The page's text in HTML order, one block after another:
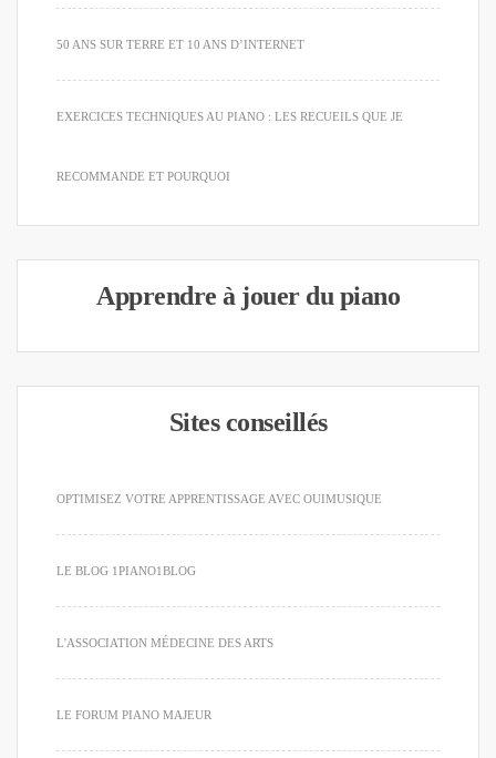
50 ANS SUR TERRE ET 10 ANS D’INTERNET
EXERCICES TECHNIQUES AU PIANO : LES RECUEILS QUE JE
RECOMMANDE ET POURQUOI
Apprendre à jouer du piano
Sites conseillés
OPTIMISEZ VOTRE APPRENTISSAGE AVEC OUIMUSIQUE
LE BLOG 1PIANO1BLOG
L'ASSOCIATION MÉDECINE DES ARTS
LE FORUM PIANO MAJEUR